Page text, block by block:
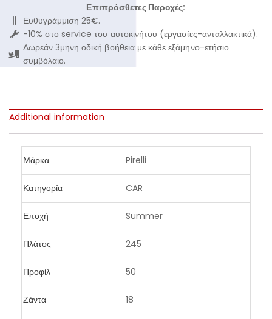
Επιπρόσθετες Παροχές:
Ευθυγράμμιση 25€.
-10% στο service του αυτοκινήτου (εργασίες-ανταλλακτικά).
Δωρεάν 3μηνη οδική βοήθεια με κάθε εξάμηνο-ετήσιο
συμβόλαιο.
Additional information
Μάρκα Pirelli
Κατηγορία CAR
Εποχή Summer
Πλάτος 245
Προφίλ 50
Ζάντα 18